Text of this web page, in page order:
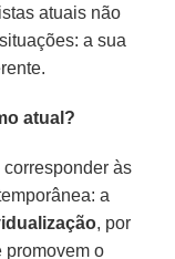
atuais não
a sua
atual?
às
a
, por
promovem o